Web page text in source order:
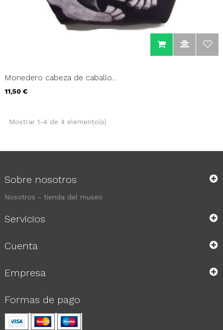
Monedero cabeza de caballo...
Precio
11,50 €
Mostrar 1-4 de 4 elemento(s)
Sobre nosotros
Nosotros - tienda del museo
Servicios
Cuenta
Empresa
Formas de pago